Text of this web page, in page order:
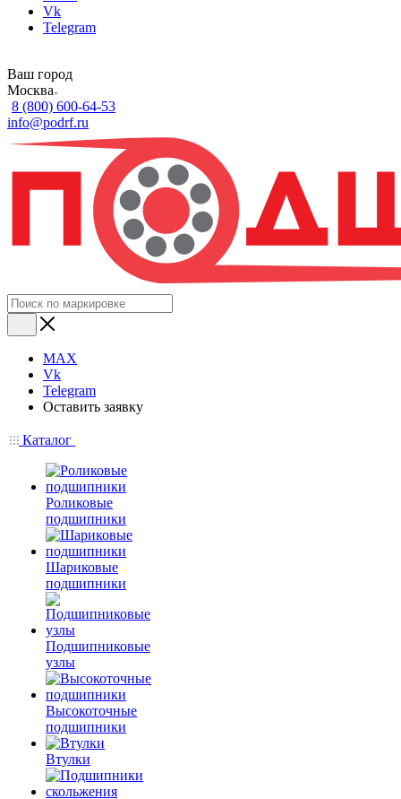
Vk
Telegram
Ваш город
Москва
8 (800) 600-64-53
info@podrf.ru
MAX
Vk
Telegram
Оставить заявку
Каталог
Роликовые
подшипники
Шариковые
подшипники
Подшипниковые
узлы
Высокоточные
подшипники
Втулки